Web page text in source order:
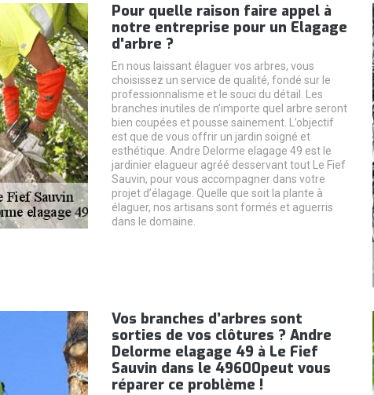
Pour quelle raison faire appel à
notre entreprise pour un Elagage
d'arbre ?
En nous laissant élaguer vos arbres, vous
choisissez un service de qualité, fondé sur le
professionnalisme et le souci du détail. Les
branches inutiles de n’importe quel arbre seront
bien coupées et pousse sainement. L’objectif
est que de vous offrir un jardin soigné et
esthétique. Andre Delorme elagage 49 est le
jardinier elagueur agréé desservant tout Le Fief
Sauvin, pour vous accompagner dans votre
projet d’élagage. Quelle que soit la plante à
élaguer, nos artisans sont formés et aguerris
dans le domaine.
Vos branches d’arbres sont
sorties de vos clôtures ? Andre
Delorme elagage 49 à Le Fief
Sauvin dans le 49600peut vous
réparer ce problème !